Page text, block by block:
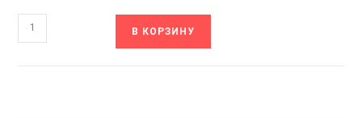
Количество
товара
В КОРЗИНУ